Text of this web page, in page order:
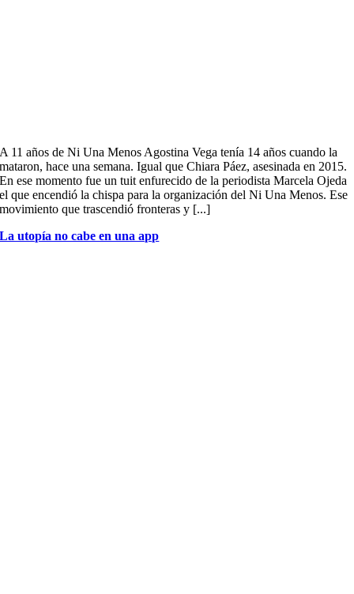
A 11 años de Ni Una Menos Agostina Vega tenía 14 años cuando la
mataron, hace una semana. Igual que Chiara Páez, asesinada en 2015.
En ese momento fue un tuit enfurecido de la periodista Marcela Ojeda
el que encendió la chispa para la organización del Ni Una Menos. Ese
movimiento que trascendió fronteras y [...]
La utopía no cabe en una app